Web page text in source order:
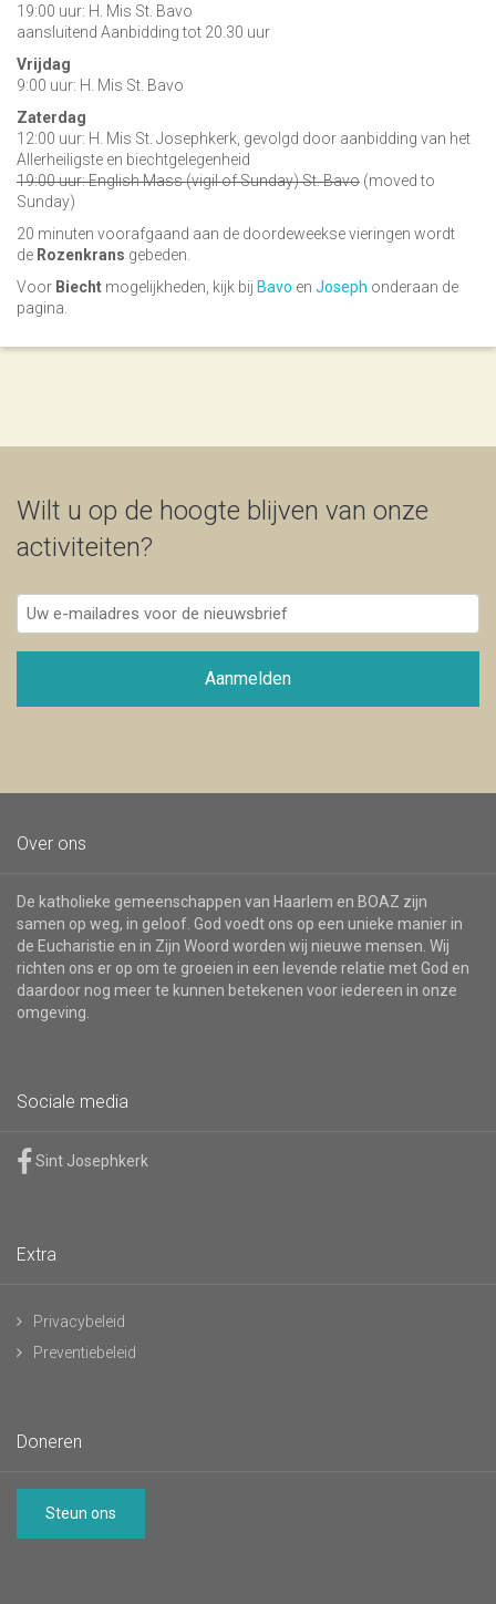
19:00 uur: H. Mis St. Bavo
aansluitend Aanbidding tot 20.30 uur
Vrijdag
9:00 uur: H. Mis St. Bavo
Zaterdag
12:00 uur: H. Mis St. Josephkerk, gevolgd door aanbidding van het
Allerheiligste en biechtgelegenheid
19:00 uur: English Mass (vigil of Sunday) St. Bavo (moved to
Sunday)
20 minuten voorafgaand aan de doordeweekse vieringen wordt
de Rozenkrans gebeden.
Voor Biecht mogelijkheden, kijk bij Bavo en Joseph onderaan de
pagina.
Wilt u op de hoogte blijven van onze
activiteiten?
Uw
e-
mailadres
de
Aanmelden
Over ons
De katholieke gemeenschappen van Haarlem en BOAZ zijn
samen op weg, in geloof. God voedt ons op een unieke manier in
de Eucharistie en in Zijn Woord worden wij nieuwe mensen. Wij
richten ons er op om te groeien in een levende relatie met God en
daardoor nog meer te kunnen betekenen voor iedereen in onze
omgeving.
Sociale media
Sint Josephkerk
Extra
Privacybeleid
Preventiebeleid
Doneren
Steun ons